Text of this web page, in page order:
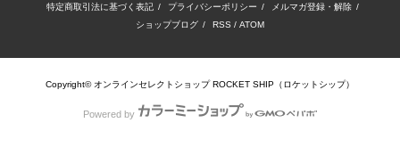
特定商取引法に基づく表記 / プライバシーポリシー / メルマガ登録・解除 /
ショップブログ / RSS / ATOM
Copyright© オンラインセレクトショップ ROCKET SHIP（ロケットシップ）
Powered by